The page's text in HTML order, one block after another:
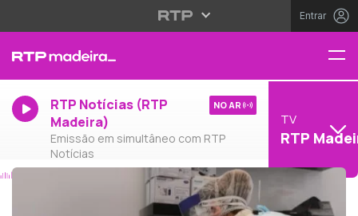
Entrar
RTP Notícias (RTP
Madeira)
Emissão em simultâneo com RTP
Notícias
NO AR
TV
RTP